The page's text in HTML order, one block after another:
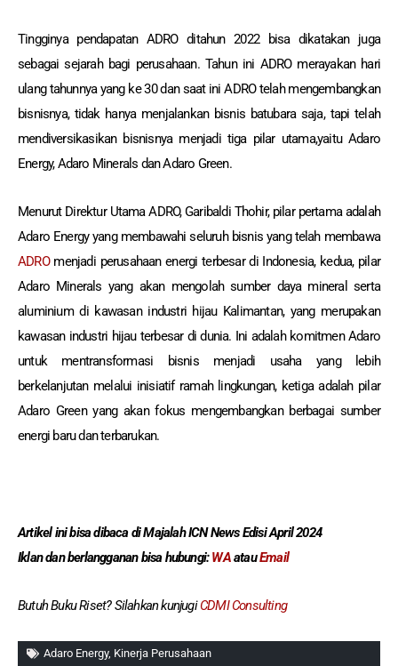
Tingginya pendapatan ADRO ditahun 2022 bisa dikatakan juga
sebagai sejarah bagi perusahaan. Tahun ini ADRO merayakan hari
ulang tahunnya yang ke 30 dan saat ini ADRO telah mengembangkan
bisnisnya, tidak hanya menjalankan bisnis batubara saja, tapi telah
mendiversikasikan bisnisnya menjadi tiga pilar utama,yaitu Adaro
Energy, Adaro Minerals dan Adaro Green.
Menurut Direktur Utama ADRO, Garibaldi Thohir, pilar pertama adalah
Adaro Energy yang membawahi seluruh bisnis yang telah membawa
ADROmenjadi perusahaan energi terbesar di Indonesia, kedua, pilar
Adaro Minerals yang akan mengolah sumber daya mineral serta
aluminium di kawasan industri hijau Kalimantan, yang merupakan
kawasan industri hijau terbesar di dunia. Ini adalah komitmen Adaro
untuk mentransformasi bisnis menjadi usaha yang lebih
berkelanjutan melalui inisiatif ramah lingkungan, ketiga adalah pilar
Adaro Green yang akan fokus mengembangkan berbagai sumber
energi baru dan terbarukan.
Artikel ini bisa dibacadi Majalah ICN News Edisi April 2024
Iklan dan berlanggananbisa hubungi:WAatauEmail
Butuh Buku Riset? Silahkan kunjugiCDMI Consulting
Adaro Energy, Kinerja Perusahaan